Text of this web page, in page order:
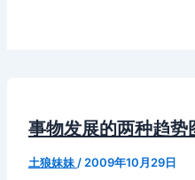
事物发展的两种趋势
土狼妹妹 / 2009年10月29日